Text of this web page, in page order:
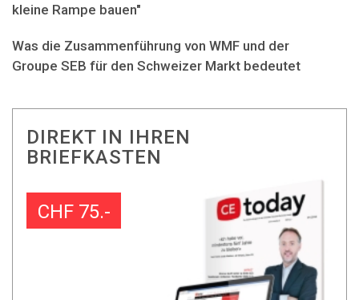
kleine Rampe bauen"
Was die Zusammenführung von WMF und der
Groupe SEB für den Schweizer Markt bedeutet
DIREKT IN IHREN
BRIEFKASTEN
CHF 75.-